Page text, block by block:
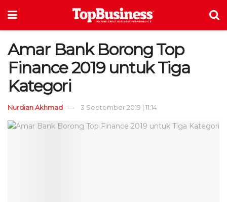
Amar Bank Borong Top
Finance 2019 untuk Tiga
Kategori
Nurdian Akhmad 3 September 2019 | 11:14